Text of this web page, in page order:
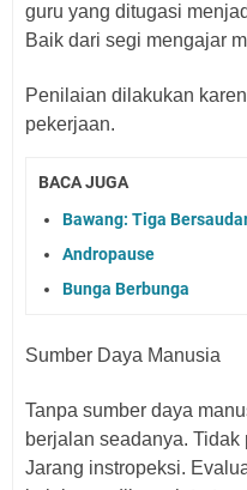
guru yang ditugasi
Baik dari segi mengajar
Penilaian dilakukan
pekerjaan.
BACA JUGA
Bawang: Tiga
Andropause
Bunga Berbunga
Sumber Daya Manusia
Tanpa sumber daya
berjalan seadanya.
Jarang instropeksi.